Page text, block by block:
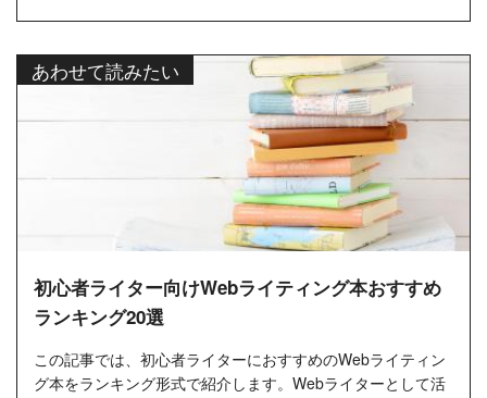
あわせて読みたい
初心者ライター向けWebライティング本おすすめ
ランキング20選
この記事では、初心者ライターにおすすめのWebライティン
グ本をランキング形式で紹介します。Webライターとして活